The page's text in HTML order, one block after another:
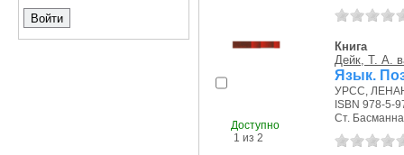
Доступно
1 из 2
Книга
Дейк, Т. А.
Язык.
УРСС,
ISBN 978-5-
Ст.